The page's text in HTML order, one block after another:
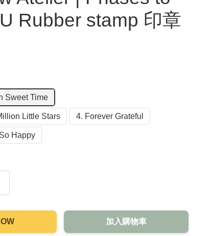
Rubber stamp 印章
Sweet Time
Little Stars 4. Forever Grateful
Happy
加入購物車